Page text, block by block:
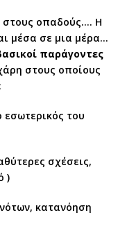
στους οπαδούς…. Η
μέσα σε μια μέρα…
παράγοντες
στους οποίους
εσωτερικός του
σχέσεις,
)
κατανόηση